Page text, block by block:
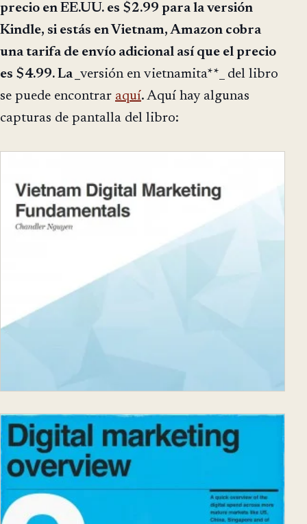
precio en EE.UU. es $2.99 para la versión
Kindle, si estás en Vietnam, Amazon cobra
una tarifa de envío adicional así que el precio
es $4.99. La _ versión en vietnamita**_ del libro
se puede encontrar aquí. Aquí hay algunas
capturas de pantalla del libro: